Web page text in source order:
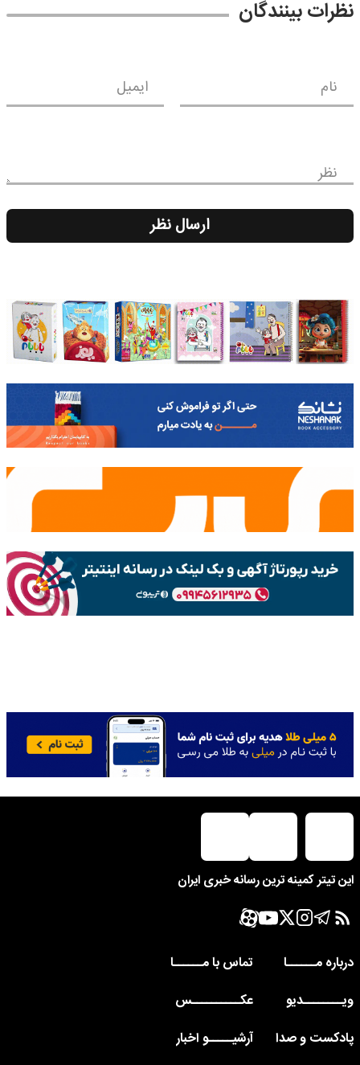
نظرات بینندگان
نام ایمیل
نظر
ارسال نظر
این تیتر کمینه ترین رسانه خبری ایران
درباره مــــــا
تماس با مــــــا
ویــــــــدیو
عکــــــــــس
پادکست و صدا
آرشیـــــو اخبار